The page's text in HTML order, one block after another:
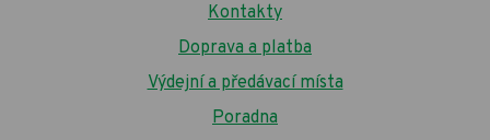
Kontakty
Doprava a platba
Výdejní a předávací místa
Poradna